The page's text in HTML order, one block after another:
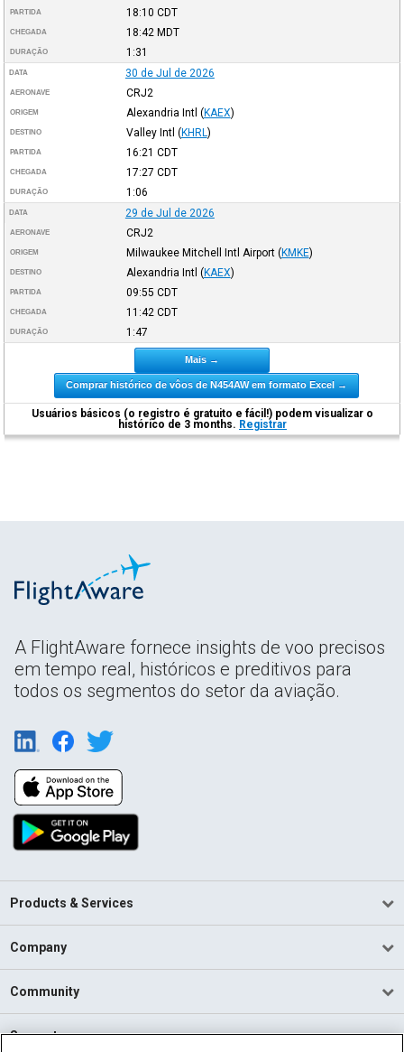
PARTIDA 18:10 CDT
CHEGADA 18:42 MDT
DURAÇÃO 1:31
DATA 30 de Jul de 2026
AERONAVE CRJ2
ORIGEM Alexandria Intl (KAEX)
DESTINO Valley Intl (KHRL )
PARTIDA 16:21 CDT
CHEGADA 17:27 CDT
DURAÇÃO 1:06
DATA 29 de Jul de 2026
AERONAVE CRJ2
ORIGEM Milwaukee Mitchell Intl Airport (KMKE)
DESTINO Alexandria Intl (KAEX)
PARTIDA 09:55 CDT
CHEGADA 11:42 CDT
DURAÇÃO 1:47
Mais →
Comprar histórico de vôos de N454AW em formato Excel →
Usuários básicos (o registro é gratuito e fácil!) podem visualizar o
histórico de 3 months. Registrar
A FlightAware fornece insights de voo precisos
em tempo real, históricos e preditivos para
todos os segmentos do setor da aviação.
Products & Services
Company
Community
Support